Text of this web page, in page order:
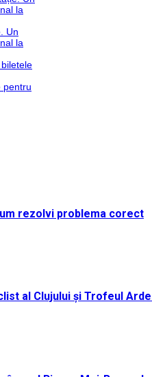
la
Un
la
biletele
pentru
rezolvi problema corect
al Clujului și Trofeul